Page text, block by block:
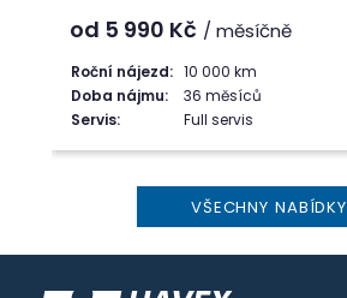
od 5 990 Kč / měsíčně
Roční nájezd: 10 000 km
Doba nájmu:
36 měsíců
Servis:
Full servis
VŠECHNY NABÍDKY